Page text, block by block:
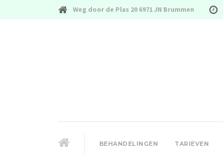
Weg door de Plas 20 6971 JN Brummen
BEHANDELINGEN TARIEVEN